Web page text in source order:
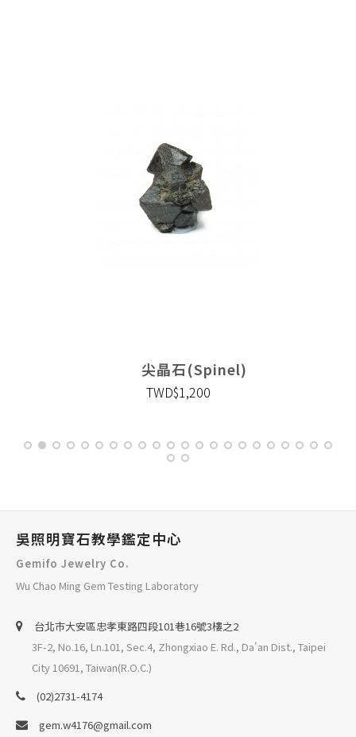
尖晶石(Spinel)
TWD$1,200
吳照明寶石教學鑑定中心
Gemifo Jewelry Co.
Wu Chao Ming Gem Testing Laboratory
台北巿大安區忠孝東路四段101巷16號3樓之2
3F-2, No.16, Ln.101, Sec.4, Zhongxiao E. Rd., Da'an Dist., Taipei
City 10691, Taiwan(R.O.C.)
(02)2731-4174
gem.w4176@gmail.com